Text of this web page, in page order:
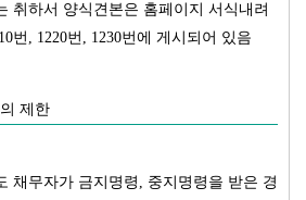
취하서 양식견본은 홈페이지 서식내려
번, 1220번, 1230번에 게시되어 있음
제한
채무자가 금지명령, 중지명령을 받은 경